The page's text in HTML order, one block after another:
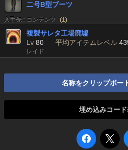
二号B型ブーツ
入手先 : コンテンツ (1)
複製サレタ工場廃墟
Lv 80 平均アイテムレベル
レイド
名称をクリップボー
埋め込みコー